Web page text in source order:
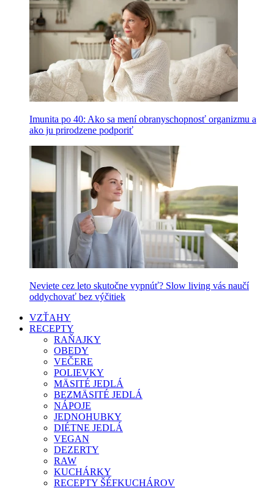
Imunita po 40: Ako sa mení obranyschopnosť organizmu a
ako ju prirodzene podporiť
Neviete cez leto skutočne vypnúť? Slow living vás naučí
oddychovať bez výčitiek
VZŤAHY
RECEPTY
RAŇAJKY
OBEDY
VEČERE
POLIEVKY
MÄSITÉ JEDLÁ
BEZMÄSITÉ JEDLÁ
NÁPOJE
JEDNOHUBKY
DIÉTNE JEDLÁ
VEGAN
DEZERTY
RAW
KUCHÁRKY
RECEPTY ŠÉFKUCHÁROV